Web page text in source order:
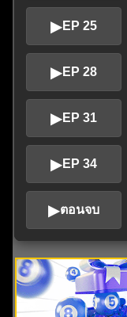
▶EP 25
▶EP 28
▶EP 31
▶EP 34
▶ตอนจบ